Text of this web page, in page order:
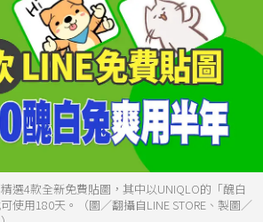
選4款全新免費貼圖，其中以UNIQLO的「醜白
使用180天。（圖／翻攝自LINE STORE、製圖／